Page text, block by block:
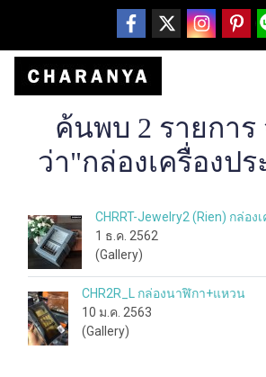
ค้นพบ 2 รายการ
ว่า"กล่องเครื่องปร
CHRRT-Jewelry2 (Rien) กล่อง
1 ธ.ค. 2562
(Gallery)
CHR2R_L กล่องนาฬิกา+แหวน
10 ม.ค. 2563
(Gallery)